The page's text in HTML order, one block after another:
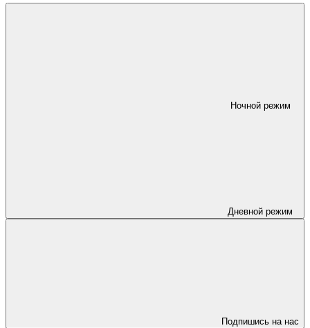
Ночной режим
Дневной режим
Подпишись на нас